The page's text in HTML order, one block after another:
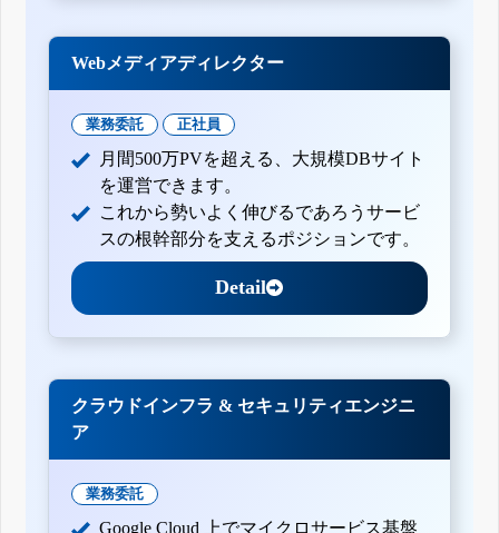
Webメディアディレクター
業務委託 正社員
月間500万PVを超える、大規模DBサイト
を運営できます。
これから勢いよく伸びるであろうサービ
スの根幹部分を支えるポジションです。
Detail
クラウドインフラ & セキュリティエンジニ
ア
業務委託
Google Cloud 上でマイクロサービス基盤